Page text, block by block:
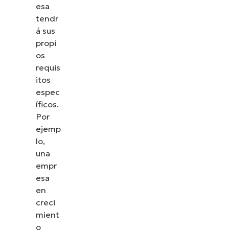
esa
tendr
á sus
propi
os
requis
itos
espec
íficos.
Por
ejemp
lo,
una
empr
esa
en
creci
mient
o